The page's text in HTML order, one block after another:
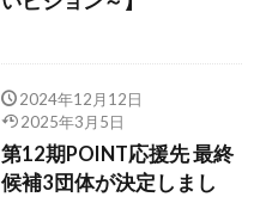
2024年12月12日
2025年3月5日
第12期POINT応援先 最終
候補3団体が決定しまし